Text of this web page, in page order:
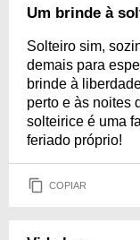
Um brinde à
Solteiro sim,
demais para
brinde à
perto e às noites
solteirice é uma
feriado próprio!
COPIAR